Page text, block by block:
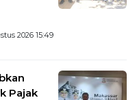
2026 15:49
Pajak